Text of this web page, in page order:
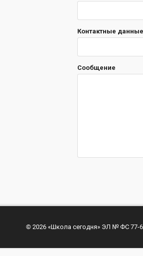
Контактные
Сообщение
© 2026 «Школа сегодня» ЭЛ № ФС 77-